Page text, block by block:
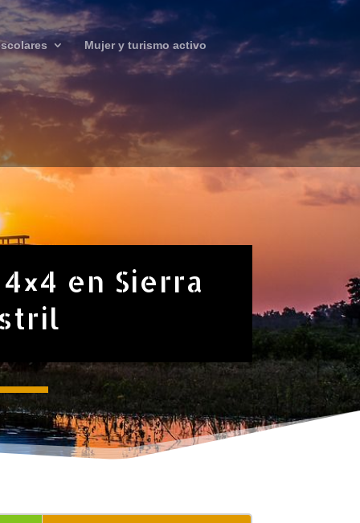
Mujer y turismo activo
en Sierra